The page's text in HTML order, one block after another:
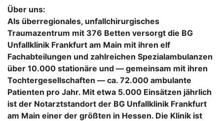
Über uns:
Als überregionales, unfallchirurgisches
Traumazentrum mit 376 Betten versorgt die BG
Unfallklinik Frankfurt am Main mit ihren elf
Fachabteilungen und zahlreichen Spezialambulanzen
über 10.000 stationäre und — gemeinsam mit ihren
Tochtergesellschaften — ca. 72.000 ambulante
Patienten pro Jahr. Mit etwa 5.000 Einsätzen jährlich
ist der Notarztstandort der BG Unfallklinik Frankfurt
am Main einer der größten in Hessen. Die Klinik ist